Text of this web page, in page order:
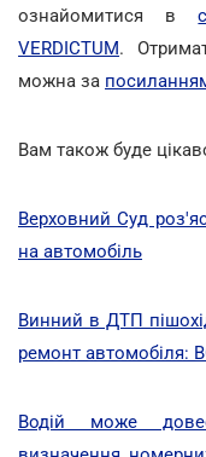
ознайомитися в
VERDICTUM.
можна за
Вам також буде
Верховний Суд
на автомобіль
Винний в ДТП
ремонт автомобіля:
Водій може